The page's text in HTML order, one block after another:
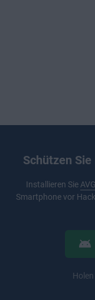
Schützen
Installieren Sie
Smartphone vor